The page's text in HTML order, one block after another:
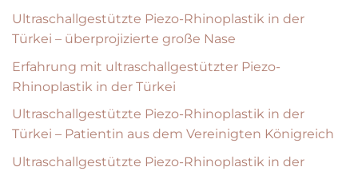
Ultraschallgestützte Piezo-Rhinoplastik in der
Türkei – überprojizierte große Nase
Erfahrung mit ultraschallgestützter Piezo-
Rhinoplastik in der Türkei
Ultraschallgestützte Piezo-Rhinoplastik in der
Türkei – Patientin aus dem Vereinigten Königreich
Ultraschallgestützte Piezo-Rhinoplastik in der